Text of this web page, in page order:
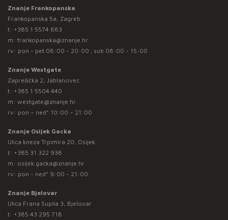
Znanje Frankopanska
Frankopanska 5a, Zagreb
t: +385 1 5574 883
m: frankopanska@znanje.hr
rv: pon - pet 08:00 - 20:00 ; sub 08:00 - 15:00
Znanje Westgate
Zaprešićka 2, Jablanovec
t: +385 1 5504 440
m: westgate@znanje.hr
rv: pon – ned* 10:00 – 21:00
Znanje Osijek Gacka
Ulica kneza Trpimira 20, Osijek
t: +385 31 322 938
m: osijek.gacka@znanje.hr
rv: pon - ned* 9:00 - 21:00
Znanje Bjelovar
Ulica Frana Supila 3, Bjelovar
t: +385 43 295 718